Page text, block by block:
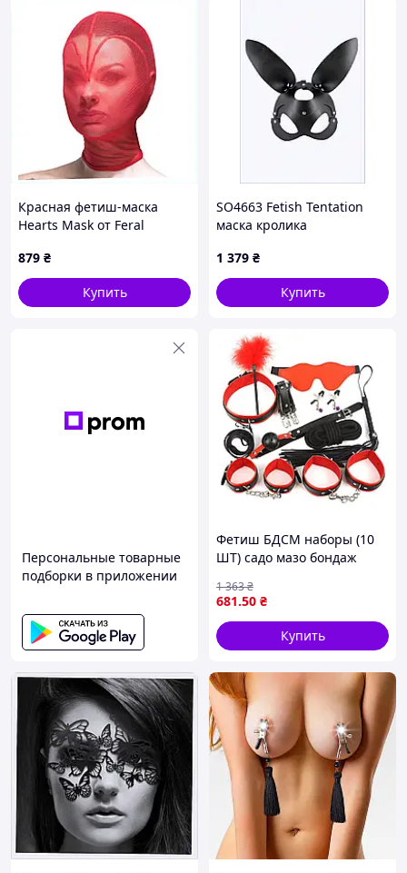
Красная фетиш-маска
Hearts Mask от Feral
875125CH9
879 ₴
Купить
SO4663 Fetish Tentation
маска кролика
1 379 ₴
Купить
Персональные товарные
подборки в приложении
Фетиш БДСМ наборы (10
ШТ) садо мазо бондаж
девайсы и товары mnbvc
681.50 ₴
1 363₴
Купить